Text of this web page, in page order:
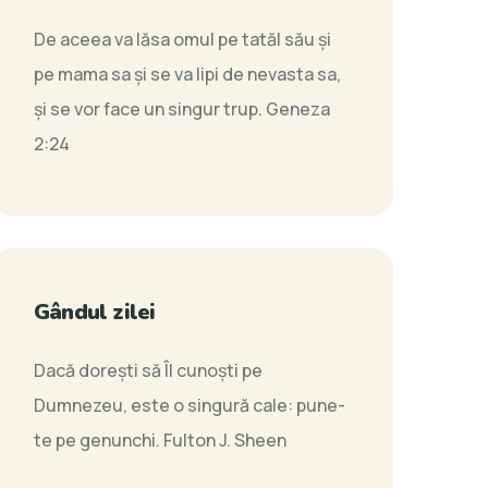
De aceea va lăsa omul pe tatăl său şi
pe mama sa şi se va lipi de nevasta sa,
şi se vor face un singur trup. Geneza
2:24
Gândul zilei
Dacă doreşti să Îl cunoşti pe
Dumnezeu, este o singură cale: pune-
te pe genunchi. Fulton J. Sheen